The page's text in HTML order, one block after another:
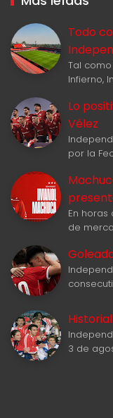
Todo
Tal
Infierno,
Lo
Vélez
por la
En
de
3 de